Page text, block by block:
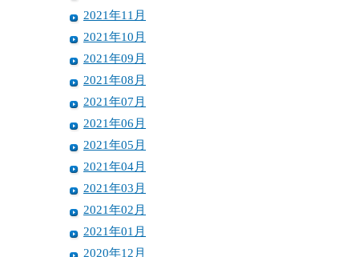
2021年11月
2021年10月
2021年09月
2021年08月
2021年07月
2021年06月
2021年05月
2021年04月
2021年03月
2021年02月
2021年01月
2020年12月